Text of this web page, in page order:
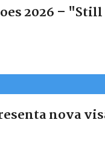
2026 –
nova